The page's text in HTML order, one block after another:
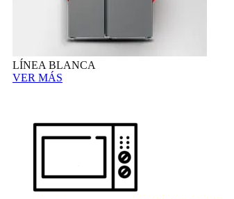
LÍNEA BLANCA
VER MÁS